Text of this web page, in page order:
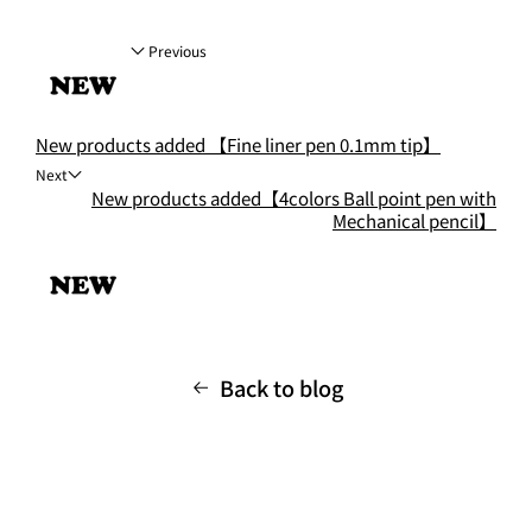
Previous
New products added 【Fine liner pen 0.1mm tip】
Next
New products added【4colors Ball point pen with
Mechanical pencil】
Back to blog